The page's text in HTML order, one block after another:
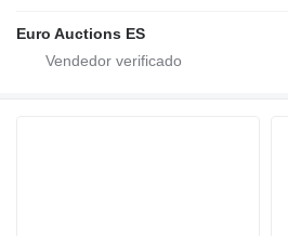
Euro Auctions ES